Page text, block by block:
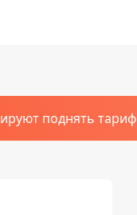
поднять тариф